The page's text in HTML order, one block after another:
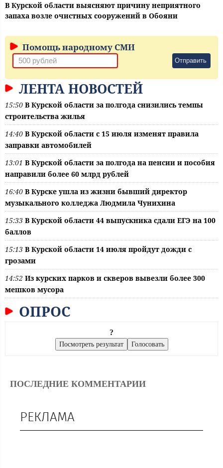
В Курской области выясняют причину неприятного
запаха возле очистных сооружений в Обояни
Помощь народному СМИ
Отправить
ЛЕНТА НОВОСТЕЙ
15:50 В Курской области за полгода снизились темпы
строительства жилья
14:40 В Курской области с 15 июля изменят правила
заправки автомобилей
13:01 В Курской области за полгода на пенсии и пособия
направили более 60 млрд рублей
16:40 В Курске ушла из жизни бывший директор
музыкального колледжа Людмила Чунихина
15:33 В Курской области 44 выпускника сдали ЕГЭ на 100
баллов
15:13 В Курской области 14 июля пройдут дожди с
грозами
14:52 Из курских парков и скверов вывезли более 300
мешков мусора
ОПРОС
?
ПОСЛЕДНИЕ КОММЕНТАРИИ
РЕКЛАМА